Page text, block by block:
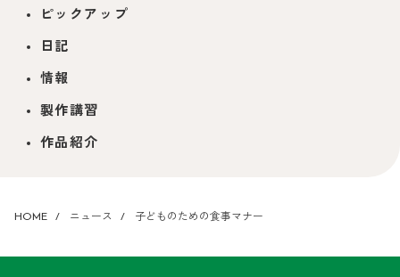
ピックアップ
日記
情報
製作講習
作品紹介
HOME ニュース 子どものための食事マナー